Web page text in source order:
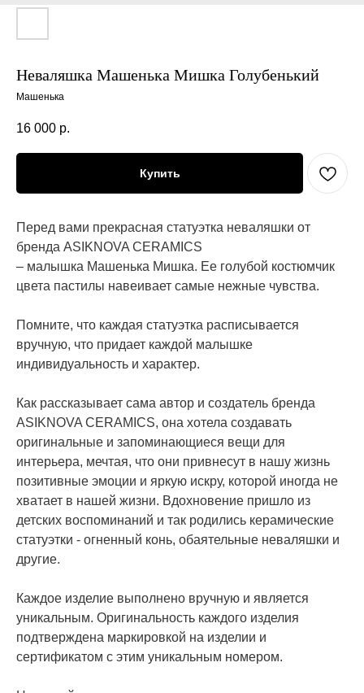
Неваляшка Машенька Мишка Голубенький
Машенька
16 000 р.
Купить
Перед вами прекрасная статуэтка неваляшки от
бренда ASIKNOVA CERAMICS
– малышка Машенька Мишка. Ее голубой костюмчик
цвета пастилы навеивает самые нежные чувства.
Помните, что каждая статуэтка расписывается
вручную, что придает каждой малышке
индивидуальность и характер.
Как рассказывает сама автор и создатель бренда
ASIKNOVA CERAMICS, она хотела создавать
оригинальные и запоминающиеся вещи для
интерьера, мечтая, что они привнесут в нашу жизнь
позитивные эмоции и яркую искру, которой иногда не
хватает в нашей жизни. Вдохновение пришло из
детских воспоминаний и так родились керамические
статуэтки - огненный конь, обаятельные неваляшки и
другие.
Каждое изделие выполнено вручную и является
уникальным. Оригинальность каждого изделия
подтверждена маркировкой на изделии и
сертификатом с этим уникальным номером.